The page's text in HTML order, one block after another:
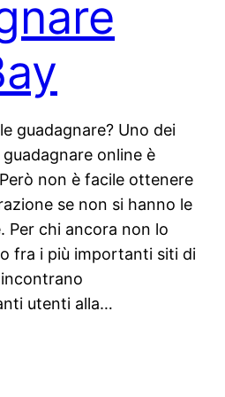
guadagnare? Uno dei
online è
non è facile ottenere
se non si hanno le
Per chi ancora non lo
fra i più importanti siti di
utenti alla…